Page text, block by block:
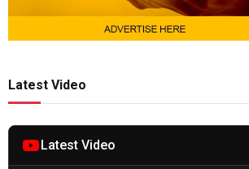
Latest Video
Latest Video